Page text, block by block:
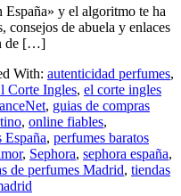
España» y el algoritmo te ha
consejos de abuela y enlaces
de […]
With: autenticidad perfumes,
Corte Ingles, el corte ingles
, guias de compras
, online fiables,
España, perfumes baratos
, Sephora, sephora españa,
de perfumes Madrid, tiendas